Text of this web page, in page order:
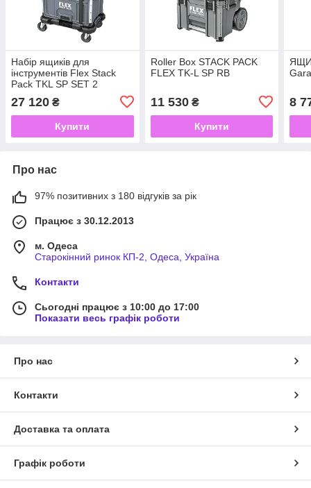
Набір ящиків для
інструментів Flex Stack
Pack TKL SP SET 2
27 120 ₴
Купити
Roller Box STACK PACK
FLEX TK-L SP RB
11 530₴
Купити
8
Про нас
97% позитивних з 180 відгуків за рік
Працює з 30.12.2013
м. Одеса
Старокінний ринок КП-2, Одеса, Україна
Контакти
Сьогодні працює з 10:00 до 17:00
Показати весь графік роботи
Про нас
Контакти
Доставка та оплата
Графік роботи